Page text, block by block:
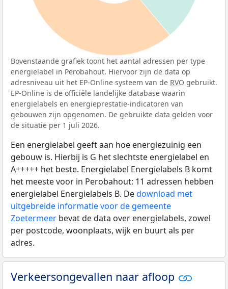
Bovenstaande grafiek toont het aantal adressen per type
energielabel in Perobahout. Hiervoor zijn de data op
adresniveau uit het EP-Online systeem van de RVO gebruikt.
EP-Online is de officiële landelijke database waarin
energielabels en energieprestatie-indicatoren van
gebouwen zijn opgenomen. De gebruikte data gelden voor
de situatie per 1 juli 2026.
Een energielabel geeft aan hoe energiezuinig een
gebouw is. Hierbij is G het slechtste energielabel en
A+++++ het beste. Energielabel Energielabels B komt
het meeste voor in Perobahout: 11 adressen hebben
energielabel Energielabels B. Dedownload met
uitgebreide informatie voor de gemeente
Zoetermeer bevat de data over energielabels, zowel
per postcode, woonplaats, wijk en buurt als per
adres.
Verkeersongevallen naar afloop